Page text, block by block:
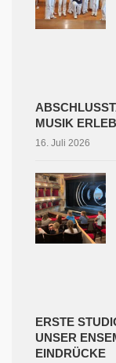
MUSIK
16. Juli 2026
ERSTE
UNSER
EINDRÜCKE